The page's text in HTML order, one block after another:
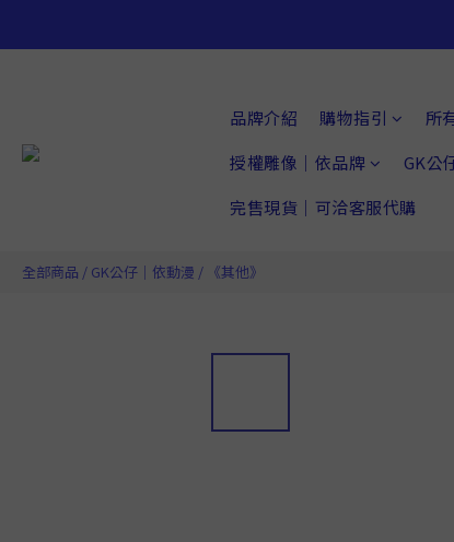
品牌介紹 購物指引 所
授權雕像｜依品牌
GK公
完售現貨｜可洽客服代購
全部商品 / GK公仔｜依動漫 / 《其他》